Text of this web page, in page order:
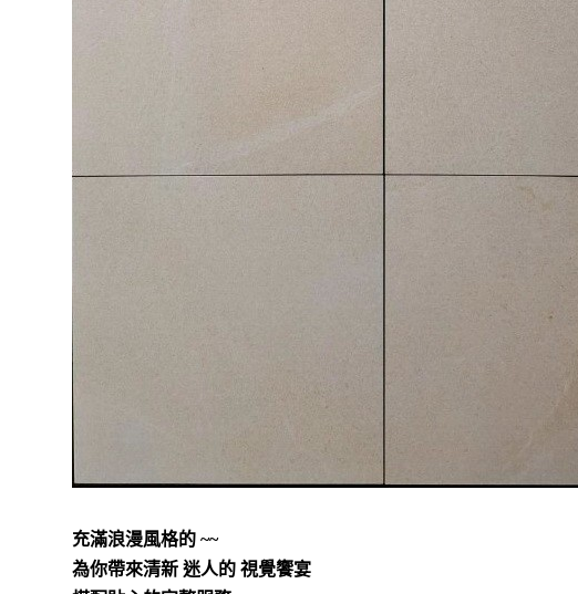
充滿浪漫風格的 ~~
為你帶來清新 迷人的 視覺饗宴